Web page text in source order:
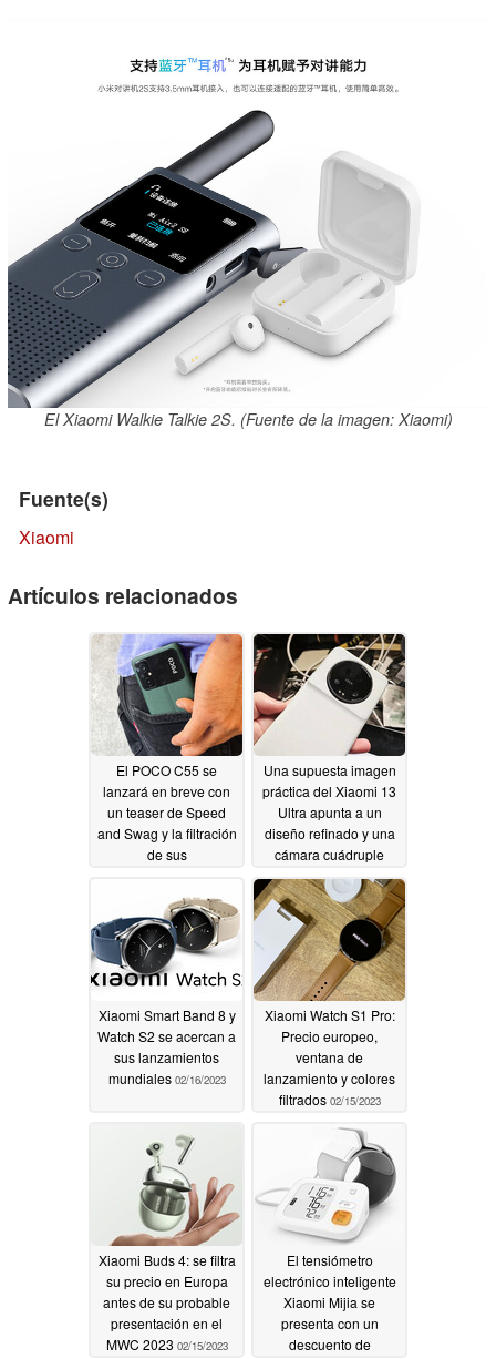
El Xiaomi Walkie Talkie 2S. (Fuente de la imagen: Xiaomi)
Fuente(s)
Xiaomi
Artículos relacionados
El POCO C55 se
lanzará en breve con
un teaser de Speed
and Swag y la filtración
de sus
02/17/2023
Una supuesta imagen
práctica del Xiaomi 13
Ultra apunta a un
diseño refinado y una
cámara cuádruple
Leica02/16/2023
Xiaomi Smart Band 8 y
Watch S2 se acercan a
sus lanzamientos
mundiales 02/16/2023
Xiaomi Watch S1 Pro:
Precio europeo,
ventana de
lanzamiento y colores
filtrados 02/15/2023
Xiaomi Buds 4: se filtra
su precio en Europa
antes de su probable
presentación en el
MWC 2023 02/15/2023
El tensiómetro
electrónico inteligente
Xiaomi Mijia se
presenta con un
descuento de